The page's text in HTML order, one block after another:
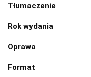
Tłumaczenie
Rok wydania
Oprawa
Format